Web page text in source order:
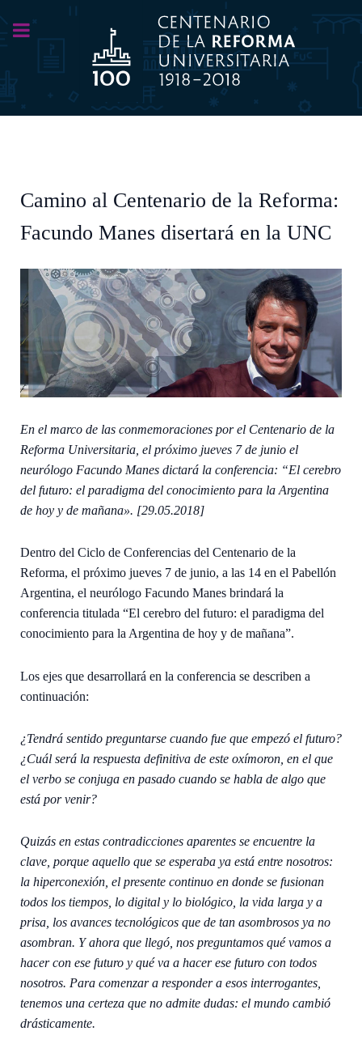
Camino al Centenario de la Reforma:
Facundo Manes disertará en la UNC
En el marco de las conmemoraciones por el Centenario de la
Reforma Universitaria, el próximo jueves 7 de junio el
neurólogo Facundo Manes dictará la conferencia: “El cerebro
del futuro: el paradigma del conocimiento para la Argentina
de hoy y de mañana». [29.05.2018]
Dentro del Ciclo de Conferencias del Centenario de la
Reforma, el próximo jueves 7 de junio, a las 14 en el Pabellón
Argentina, el neurólogo Facundo Manes brindará la
conferencia titulada “El cerebro del futuro: el paradigma del
conocimiento para la Argentina de hoy y de mañana”.
Los ejes que desarrollará en la conferencia se describen a
continuación:
¿Tendrá sentido preguntarse cuando fue que empezó el futuro?
¿Cuál será la respuesta definitiva de este oxímoron, en el que
el verbo se conjuga en pasado cuando se habla de algo que
está por venir?
Quizás en estas contradicciones aparentes se encuentre la
clave, porque aquello que se esperaba ya está entre nosotros:
la hiperconexión, el presente continuo en donde se fusionan
todos los tiempos, lo digital y lo biológico, la vida larga y a
prisa, los avances tecnológicos que de tan asombrosos ya no
asombran. Y ahora que llegó, nos preguntamos qué vamos a
hacer con ese futuro y qué va a hacer ese futuro con todos
nosotros. Para comenzar a responder a esos interrogantes,
tenemos una certeza que no admite dudas: el mundo cambió
drásticamente.